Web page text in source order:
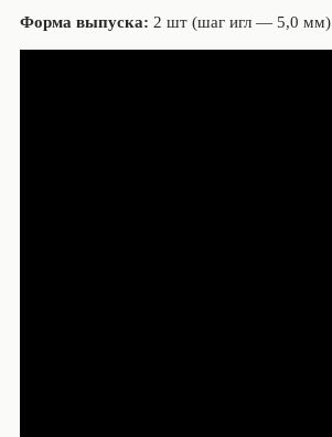
Форма выпуска: 2 шт (шаг игл — 5,0 мм)